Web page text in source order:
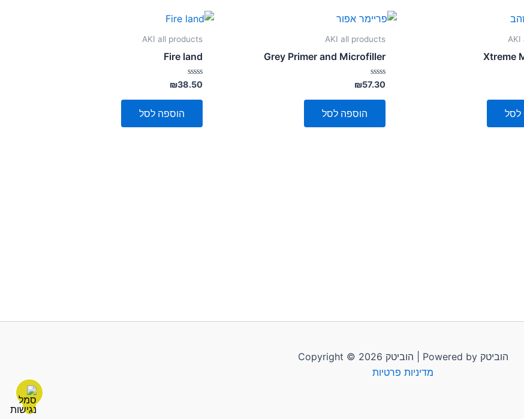
AKI
Xtreme
לסל
AKI all products
Grey Primer and Microfiller
דורג
0
מתוך
₪57.30
הוספה לסל
AKI all products
Fire land
דורג
0
מתוך
₪38.50
הוספה לסל
Copyright © 2026 הוביטק | Powered by הוביטק
מדיניות פרטיות